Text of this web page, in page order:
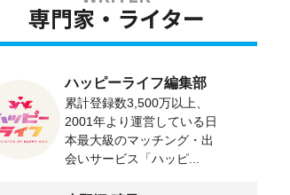
専門家・ライター
ハッピーライフ編集部
累計登録数3,500万以上、
2001年より運営している日
本最大級のマッチング・出
会いサービス「ハッピ...